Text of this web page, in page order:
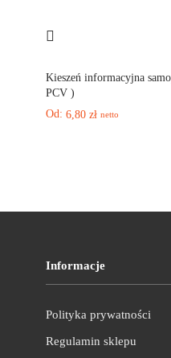
Kieszeń informacyjna
PCV )
Od: 6,80 zł netto
Informacje
Polityka prywatności
Regulamin sklepu